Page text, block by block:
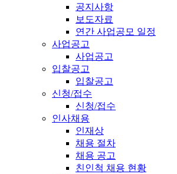
공지사항
보도자료
연간 사업공모 일정
사업공고
사업공고
입찰공고
입찰공고
신청/접수
신청/접수
인사채용
인재상
채용 절차
채용 공고
친인척 채용 현황